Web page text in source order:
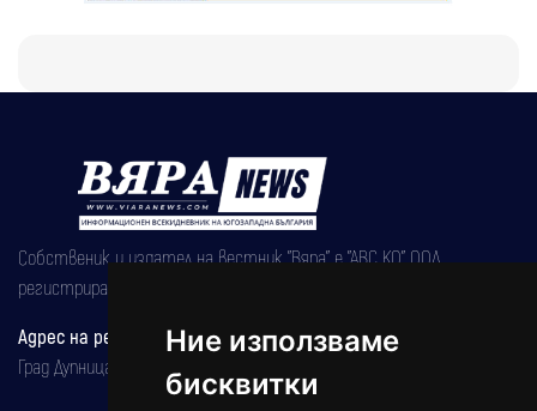
Ние използваме
бисквитки
Собственик и издател на вестник "Вяра" е "АВС КО" ООД,
регистрирана на 08.05.2002 година.
Адрес на редакцията
Град Дупница, ул.''Христо Ботев" 43